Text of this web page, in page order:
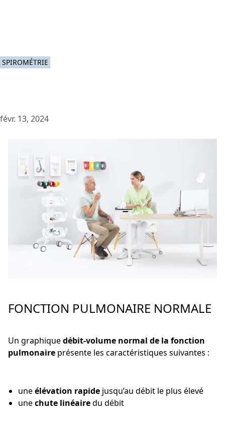
SPIROMÉTRIE
févr. 13, 2024
FONCTION PULMONAIRE NORMALE
Un graphiquedébit-volume normal de la fonction
pulmonaire présente les caractéristiques suivantes :
uneélévation rapide jusqu’au débit le plus élevé
unechute linéairedu débit